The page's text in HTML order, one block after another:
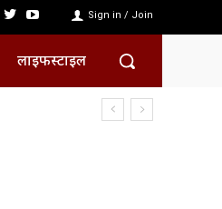
Sign in / Join
लाइफस्टाइल